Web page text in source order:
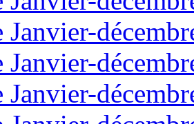
Janvier-
Janvier-
Janvier-